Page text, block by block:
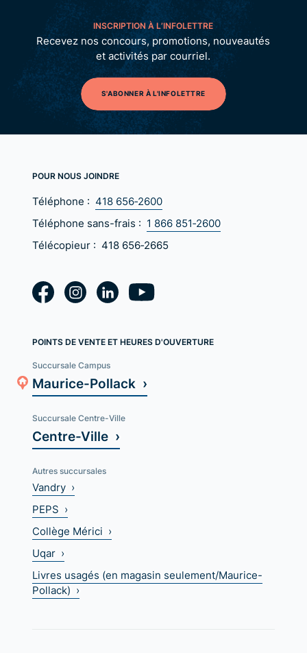
INSCRIPTION À L’INFOLETTRE
Recevez nos concours, promotions, nouveautés
et activités par courriel.
S'ABONNER À L'INFOLETTRE
POUR NOUS JOINDRE
Téléphone : 418 656‑2600
Téléphone sans-frais : 1 866 851‑2600
Télécopieur : 418 656‑2665
POINTS DE VENTE ET HEURES D'OUVERTURE
Succursale Campus
Maurice-Pollack ›
Succursale Centre-Ville
Centre-Ville ›
Autres succursales
Vandry ›
PEPS ›
Collège Mérici ›
Uqar ›
Livres usagés (en magasin seulement/Maurice-
Pollack) ›